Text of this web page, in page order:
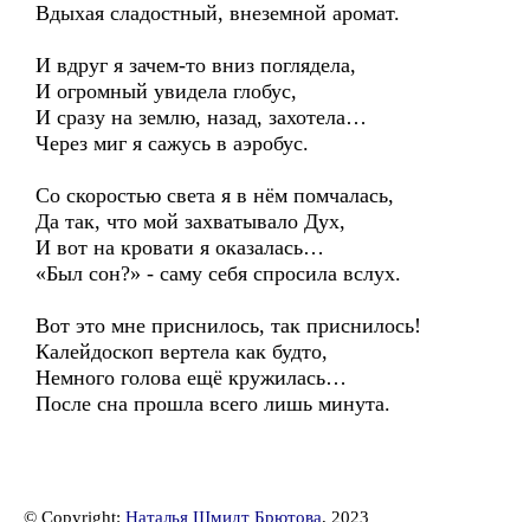
Вдыхая сладостный, внеземной аромат.
И вдруг я зачем-то вниз поглядела,
И огромный увидела глобус,
И сразу на землю, назад, захотела…
Через миг я сажусь в аэробус.
Со скоростью света я в нём помчалась,
Да так, что мой захватывало Дух,
И вот на кровати я оказалась…
«Был сон?» - саму себя спросила вслух.
Вот это мне приснилось, так приснилось!
Калейдоскоп вертела как будто,
Немного голова ещё кружилась…
После сна прошла всего лишь минута.
© Copyright: Наталья Шмидт Брютова, 2023